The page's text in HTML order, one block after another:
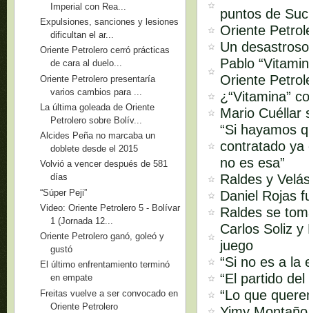
puntos de
Oriente
Un
Pablo
Oriente
¿“Vitamina”
Mario Cuéllar
“Si hayamos
contratado ya
no es esa”
Raldes y
Daniel Rojas
Raldes se
Carlos Soliz
juego
“Si no es a la
“El partido
“Lo que
Imperial con Rea...
Expulsiones, sanciones y lesiones
dificultan el ar...
Oriente Petrolero cerró prácticas
de cara al duelo...
Oriente Petrolero presentaría
varios cambios para ...
La última goleada de Oriente
Petrolero sobre Bolív...
Alcides Peña no marcaba un
doblete desde el 2015
Volvió a vencer después de 581
días
“Súper Peji”
Video: Oriente Petrolero 5 - Bolívar
1 (Jornada 12...
Oriente Petrolero ganó, goleó y
gustó
El último enfrentamiento terminó
en empate
Freitas vuelve a ser convocado en
Oriente Petrolero